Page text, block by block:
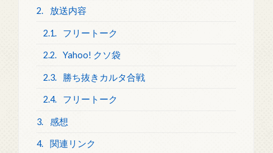
2. 放送内容
2.1. フリートーク
2.2. Yahoo! クソ袋
2.3. 勝ち抜きカルタ合戦
2.4. フリートーク
3. 感想
4. 関連リンク